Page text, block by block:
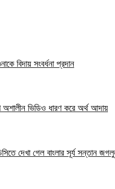
বিদায় সংবর্ধনা প্রদান
ভিডিও ধারণ করে অর্থ আদায়
দেখা গেল বাংলার সূর্য সন্তান